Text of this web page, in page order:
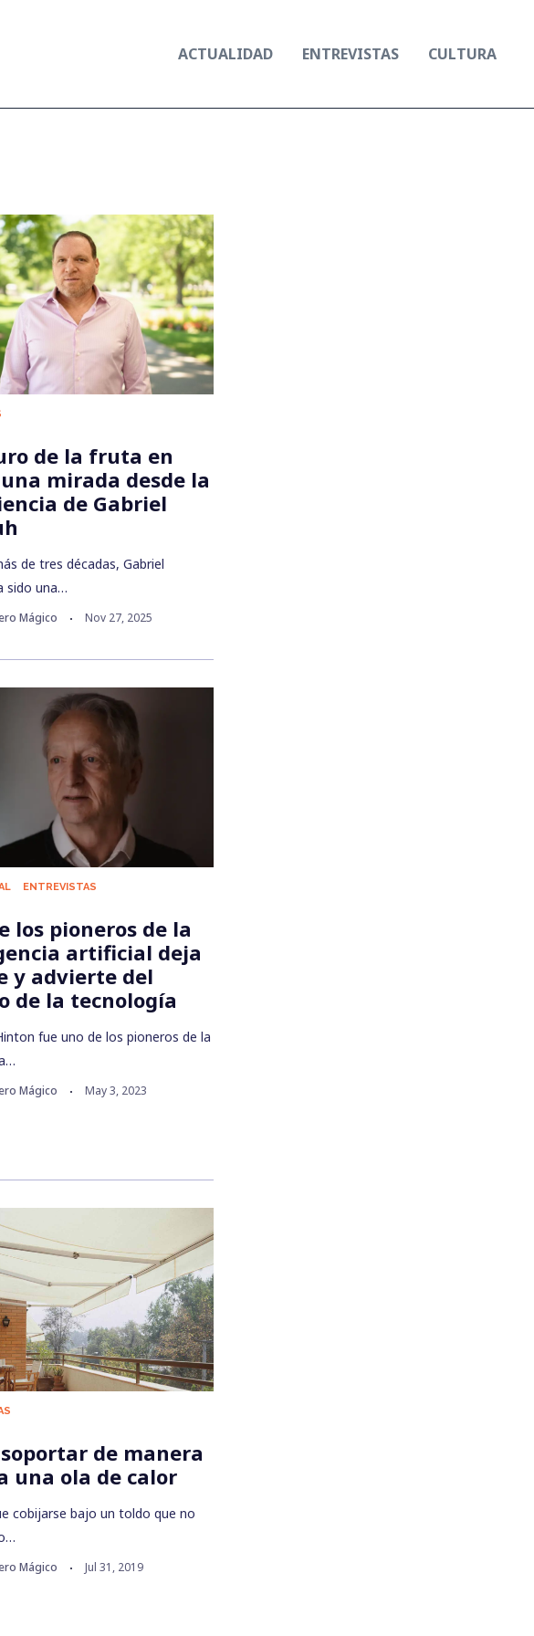
ACTUALIDAD ENTREVISTAS CULTURA
de la fruta en
mirada desde la
de Gabriel
de tres décadas, Gabriel
sido una…
Mágico Nov 27, 2025
ENTREVISTAS
los pioneros de la
artificial deja
y advierte del
de la tecnología
fue uno de los pioneros de la
Mágico May 3, 2023
de manera
una ola de calor
cobijarse bajo un toldo que no
Mágico Jul 31, 2019